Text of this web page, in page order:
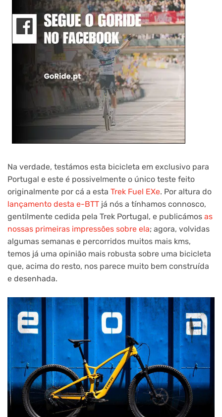
Na verdade, testámos esta bicicleta em exclusivo para
Portugal e este é possivelmente o único teste feito
originalmente por cá a esta Trek Fuel EXe. Por altura do
lançamento desta e-BTT já nós a tínhamos connosco,
gentilmente cedida pela Trek Portugal, e publicámos as
nossas primeiras impressões sobre ela; agora, volvidas
algumas semanas e percorridos muitos mais kms,
temos já uma opinião mais robusta sobre uma bicicleta
que, acima do resto, nos parece muito bem construída
e desenhada.